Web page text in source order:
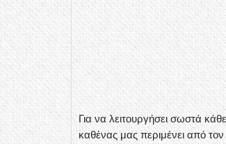
Για να λειτουργήσει σωστά
καθένας μας περιμένει από